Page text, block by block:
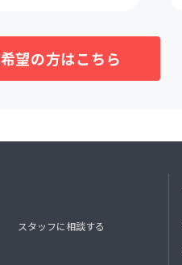
望の方はこちら
スタッフに相談する